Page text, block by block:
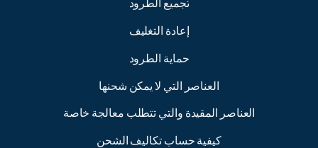
تجميع الطرود
إعادة التغليف
حماية الطرود
العناصر التي لا يمكن شحنها
العناصر المقيدة والتي تتطلب معالجة خاصة
كيفية حساب تكاليف الشحن